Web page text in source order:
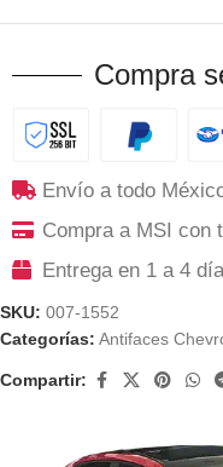
Compra
Envío a todo
Compra a MSI con
Entrega en 1 a 4
SKU: 007-1552
Categorías: Antifaces
Compartir: